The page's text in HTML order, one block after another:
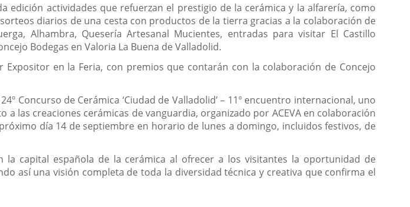
edición actividades que refuerzan el prestigio de la cerámica y la alfarería, como
diarios de una cesta con productos de la tierra gracias a la colaboración de
Alhambra, Quesería Artesanal Mucientes, entradas para visitar El Castillo
Bodegas en Valoria La Buena de Valladolid.
en la Feria, con premios que contarán con la colaboración de Concejo
Concurso de Cerámica ‘Ciudad de Valladolid’ – 11º encuentro internacional, uno
las creaciones cerámicas de vanguardia, organizado por ACEVA en colaboración
día 14 de septiembre en horario de lunes a domingo, incluidos festivos, de
capital española de la cerámica al ofrecer a los visitantes la oportunidad de
así una visión completa de toda la diversidad técnica y creativa que confirma el